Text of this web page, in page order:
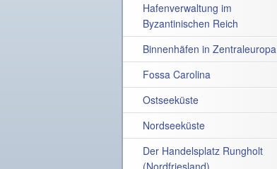
Hafenverwaltung im
Byzantinischen Reich
Binnenhäfen in Zentraleuropa
Fossa Carolina
Ostseeküste
Nordseeküste
Der Handelsplatz Rungholt
(Nordfriesland)